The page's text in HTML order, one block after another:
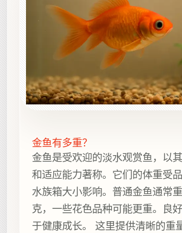
金鱼有多重？
金鱼是受欢迎的淡水观赏鱼，以
和适应能力著称。它们的体重受
水族箱大小影响。普通金鱼通常
克，一些花色品种可能更重。良
于健康成长。 这里提供清晰的重